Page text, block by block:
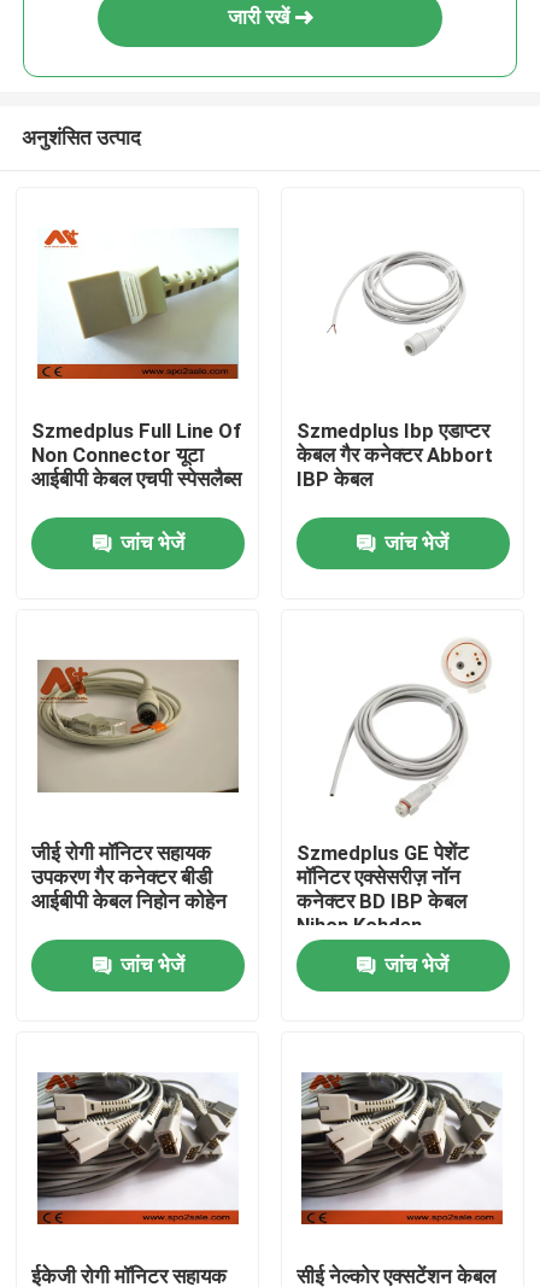
उत्पाद
हमारे बारे में
गुणवत्ता नियंत्रण
हमसे संपर्क करें
ईसीजी रोगी केबल
रोगी मॉनिटर केबल
पुन: प्रयोज्य खराब 2 सेंसर
जारी रखें
अनुशंसित उत्पाद
Szmedplus Full Line Of
Non Connector यूटा
आईबीपी केबल एचपी स्पेसलैब्स
जांच भेजें
Szmedplus Ibp एडाप्टर
केबल गैर कनेक्टर Abbort
IBP केबल
जांच भेजें
जीई रोगी मॉनिटर सहायक
उपकरण गैर कनेक्टर बीडी
आईबीपी केबल निहोन कोहेन
जांच भेजें
Szmedplus GE पेशेंट
मॉनिटर एक्सेसरीज़ नॉन
कनेक्टर BD IBP केबल
Nihon Kohden
जांच भेजें
ईकेजी रोगी मॉनिटर सहायक सीई नेल्कोर एक्सटेंशन केबल